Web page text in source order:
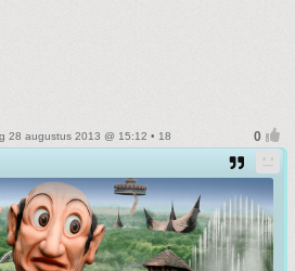
28 augustus 2013 @ 15:12 • 18